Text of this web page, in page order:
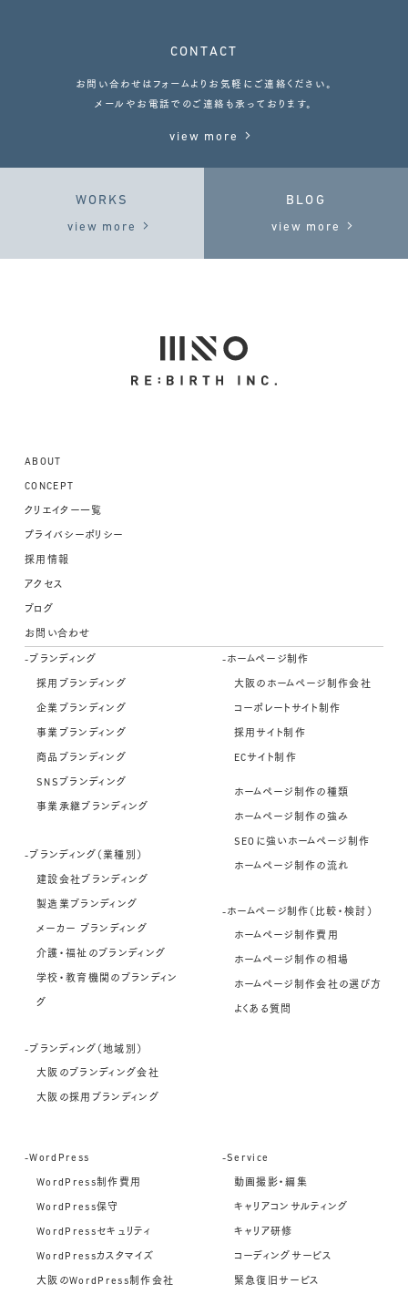
CONTACT
お問い合わせはフォームよりお気軽にご連絡ください。
メールやお電話でのご連絡も承っております。
view more
WORKS
view more
BLOG
view more
ABOUT
CONCEPT
クリエイター一覧
プライバシーポリシー
採用情報
アクセス
ブログ
お問い合わせ
-ブランディング
採用ブランディング
企業ブランディング
事業ブランディング
商品ブランディング
SNSブランディング
事業承継ブランディング
-ブランディング（業種別）
建設会社ブランディング
製造業ブランディング
メーカー ブランディング
介護・福祉のブランディング
学校・教育機関のブランディン
グ
-ブランディング（地域別）
大阪のブランディング会社
大阪の採用ブランディング
-ホームページ制作
大阪のホームページ制作会社
コーポレートサイト制作
採用サイト制作
ECサイト制作
ホームページ制作の種類
ホームページ制作の強み
SEOに強いホームページ制作
ホームページ制作の流れ
-ホームページ制作（比較・検討）
ホームページ制作費用
ホームページ制作の相場
ホームページ制作会社の選び方
よくある質問
-WordPress
WordPress制作費用
WordPress保守
WordPressセキュリティ
WordPressカスタマイズ
大阪のWordPress制作会社
-Service
動画撮影・編集
キャリアコンサルティング
キャリア研修
コーディングサービス
緊急復旧サービス